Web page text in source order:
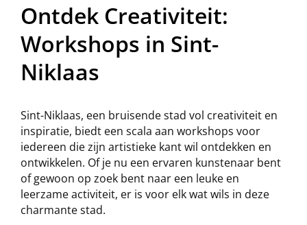
Ontdek Creativiteit:
Workshops in Sint-
Niklaas
Sint-Niklaas, een bruisende stad vol creativiteit en
inspiratie, biedt een scala aan workshops voor
iedereen die zijn artistieke kant wil ontdekken en
ontwikkelen. Of je nu een ervaren kunstenaar bent
of gewoon op zoek bent naar een leuke en
leerzame activiteit, er is voor elk wat wils in deze
charmante stad.